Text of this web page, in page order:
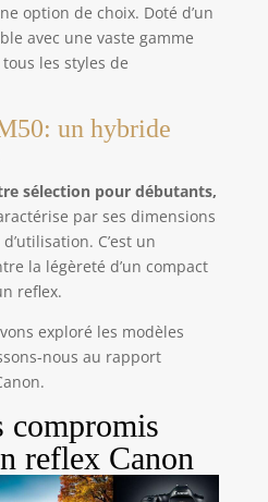
option de choix. Doté d’un
avec une vaste gamme
tous les styles de
un hybride
sélection pour débutants,
par ses dimensions
C’est un
la légèreté d’un compact
reflex.
exploré les modèles
nous au rapport
compromis
reflex Canon